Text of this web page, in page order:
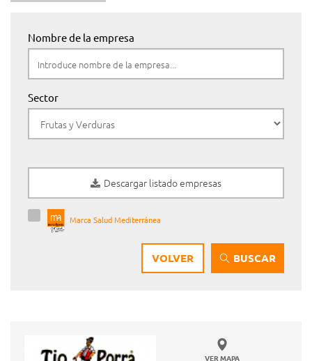
Nombre de la empresa
Sector
Descargar listado empresas
Marca Salud Mediterránea
BUSCAR
VOLVER
VER MAPA